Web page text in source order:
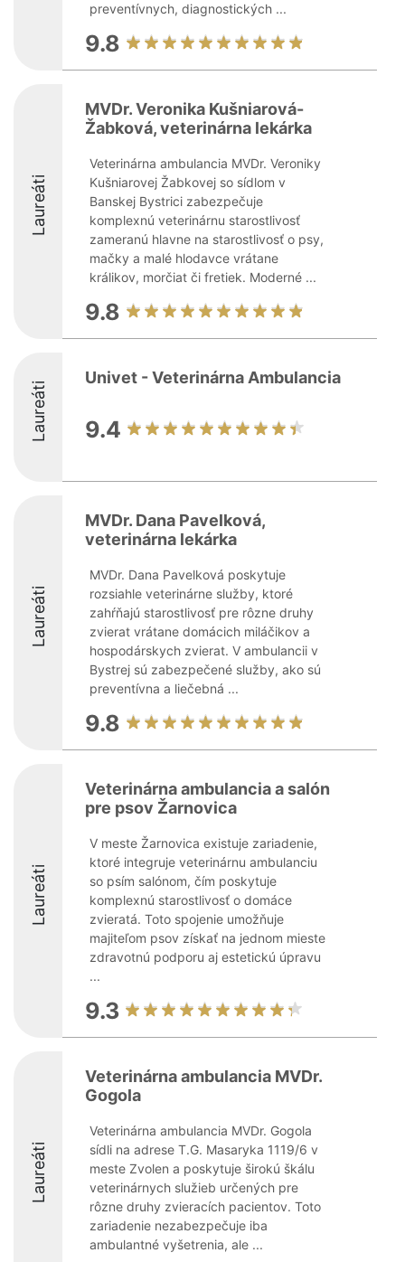
preventívnych, diagnostických ...
9.8
Laureáti
MVDr. Veronika Kušniarová-
Žabková, veterinárna lekárka
Veterinárna ambulancia MVDr. Veroniky
Kušniarovej Žabkovej so sídlom v
Banskej Bystrici zabezpečuje
komplexnú veterinárnu starostlivosť
zameranú hlavne na starostlivosť o psy,
mačky a malé hlodavce vrátane
králikov, morčiat či fretiek. Moderné ...
9.8
Laureáti
Univet - Veterinárna Ambulancia
9.4
Laureáti
MVDr. Dana Pavelková,
veterinárna lekárka
MVDr. Dana Pavelková poskytuje
rozsiahle veterinárne služby, ktoré
zahŕňajú starostlivosť pre rôzne druhy
zvierat vrátane domácich miláčikov a
hospodárskych zvierat. V ambulancii v
Bystrej sú zabezpečené služby, ako sú
preventívna a liečebná ...
9.8
Laureáti
Veterinárna ambulancia a salón
pre psov Žarnovica
V meste Žarnovica existuje zariadenie,
ktoré integruje veterinárnu ambulanciu
so psím salónom, čím poskytuje
komplexnú starostlivosť o domáce
zvieratá. Toto spojenie umožňuje
majiteľom psov získať na jednom mieste
zdravotnú podporu aj estetickú úpravu
...
9.3
Laureáti
Veterinárna ambulancia MVDr.
Gogola
Veterinárna ambulancia MVDr. Gogola
sídli na adrese T.G. Masaryka 1119/6 v
meste Zvolen a poskytuje širokú škálu
veterinárnych služieb určených pre
rôzne druhy zvieracích pacientov. Toto
zariadenie nezabezpečuje iba
ambulantné vyšetrenia, ale ...